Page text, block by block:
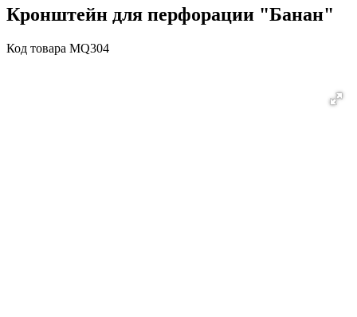
Кронштейн для перфорации "Банан"
Код товара MQ304